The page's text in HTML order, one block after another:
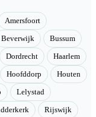
Amersfoort
Beverwijk Bussum
Dordrecht Haarlem
Hoofddorp Houten
Lelystad
Rijswijk